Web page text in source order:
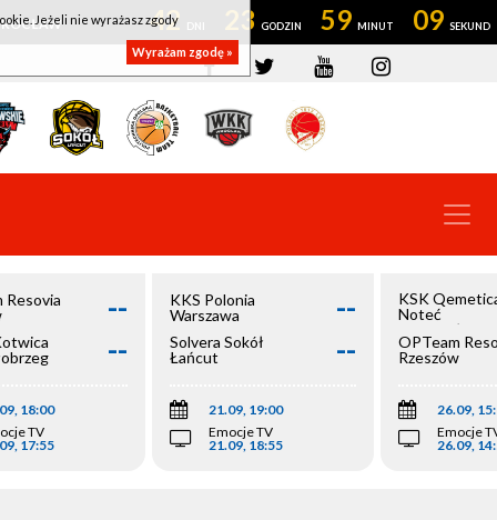
42 23 59 08
Resovia
--
--
18:00
TV
17:55
KKS Polonia
Warszawa
--
Solvera Sokół
Łańcut
--
21.09, 19:00
Emocje TV
21.09, 18:55
KSK
Noteć
Inowrocław
OPTeam
Rzeszów
26.09,
Emocje
26.09,
Jeżeli nie wyrażasz zgody
Wyrażam zgodę »